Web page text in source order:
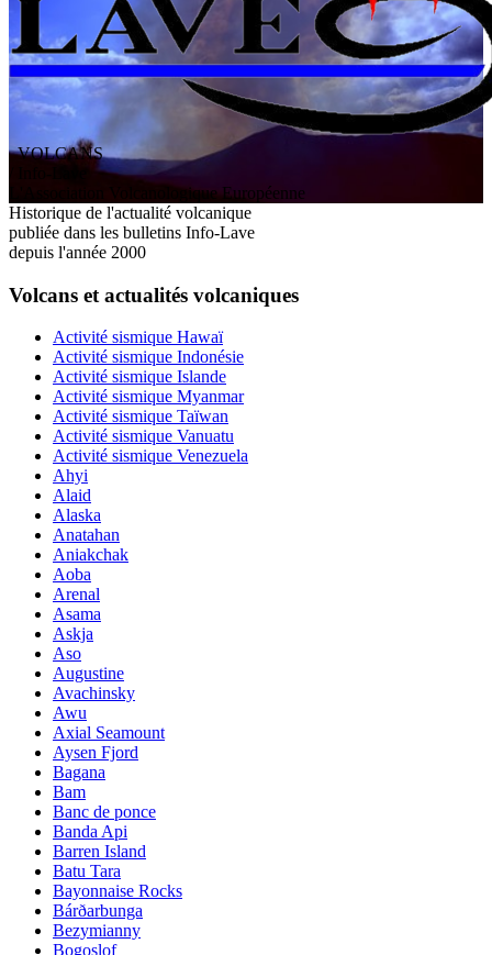
VOLCANS
ssociation V olcanologiqueEuropéenne
Historique de l'actualité volcanique
publiée dans les bulletins Info-Lave
depuis l'année 2000
Volcans et actualités volcaniques
Activité sismique Hawaï
Activité sismique Indonésie
Activité sismique Islande
Activité sismique Myanmar
Activité sismique Taïwan
Activité sismique Vanuatu
Activité sismique Venezuela
Ahyi
Alaid
Alaska
Anatahan
Aniakchak
Aoba
Arenal
Asama
Askja
Aso
Augustine
Avachinsky
Awu
Axial Seamount
Aysen Fjord
Bagana
Bam
Banc de ponce
Banda Api
Barren Island
Batu Tara
Bayonnaise Rocks
Bárðarbunga
Bezymianny
Bogoslof